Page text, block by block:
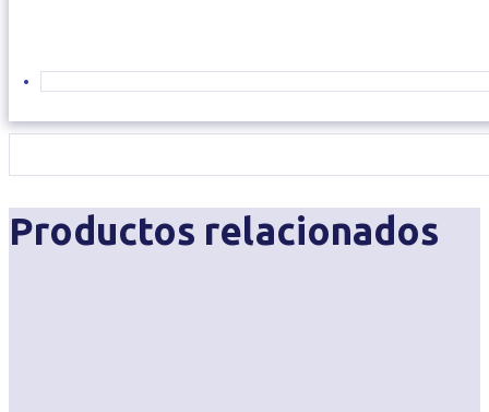
Productos relacionados